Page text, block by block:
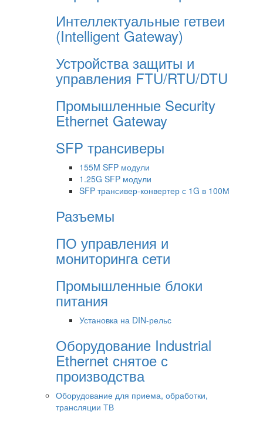
Интеллектуальные гетвеи
(Intelligent Gateway)
Устройства защиты и
управления FTU/RTU/DTU
Промышленные Security
Ethernet Gateway
SFP трансиверы
155M SFP модули
1.25G SFP модули
SFP трансивер-конвертер с 1G в 100М
Разъемы
ПО управления и
мониторинга сети
Промышленные блоки
питания
Установка на DIN-рельс
Оборудование Industrial
Ethernet снятое с
производства
Оборудование для приема, обработки,
трансляции ТВ